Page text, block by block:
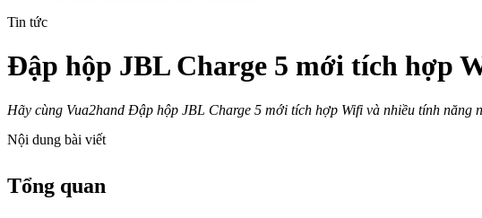
Tin tức
Đập hộp JBL Charge 5 mới tích hợp
Hãy cùng Vua2hand Đập hộp JBL Charge 5 mới tích hợp Wifi và nhiều tính năng
Nội dung bài viết
Tổng quan